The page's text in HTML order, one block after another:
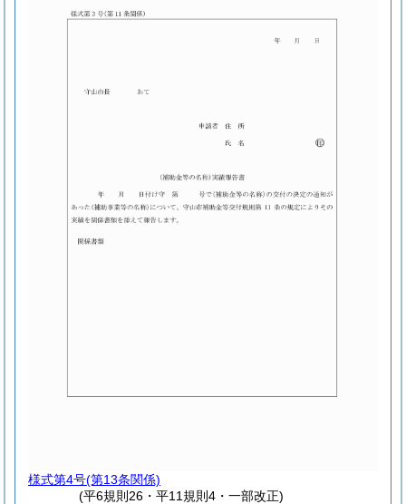
様式第4号(第13条関係)
(平6規則26・平11規則4・一部改正)